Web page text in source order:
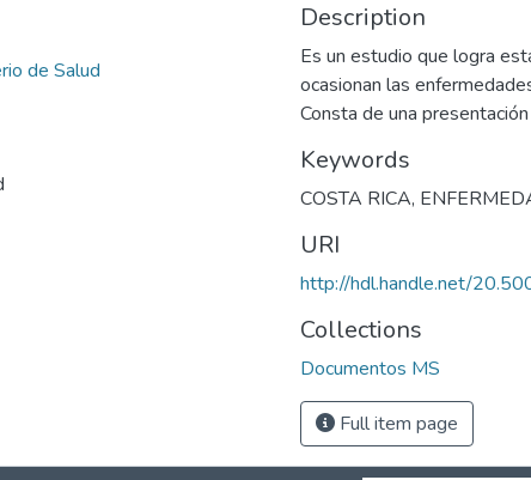
de Salud
Description
Es un estudio que logra
ocasionan las
Consta de una
Keywords
COSTA RICA,
URI
http://hdl.handle.net/
Collections
Documentos MS
Full item page